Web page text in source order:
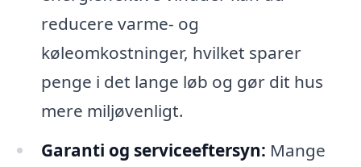
reducere varme- og
køleomkostninger, hvilket sparer
penge i det lange løb og gør dit hus
mere miljøvenligt.
Garanti og serviceeftersyn: Mange